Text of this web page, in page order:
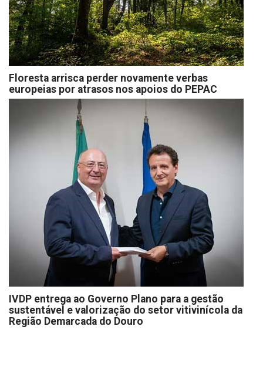
Floresta arrisca perder novamente verbas
europeias por atrasos nos apoios do PEPAC
IVDP entrega ao Governo Plano para a gestão
sustentável e valorização do setor vitivinícola da
Região Demarcada do Douro